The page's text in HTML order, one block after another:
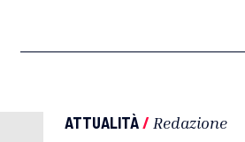
ATTUALITÀ/ Redazione